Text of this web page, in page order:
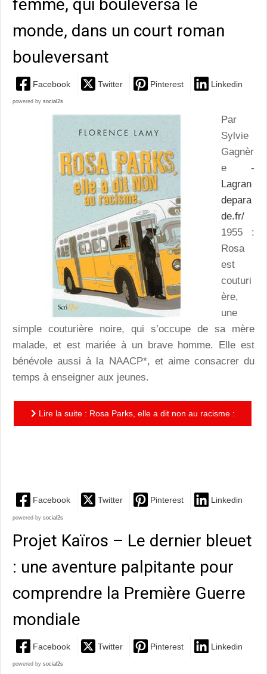
femme, qui bouleversa le
monde, dans un court roman
bouleversant
Facebook Twitter Pinterest Linkedin
powered by social2s
Par
Sylvie
Gagnèr
e -
Lagran
depara
de.fr/
1955 :
Rosa
est
couturi
ère,
une
simple couturière noire, qui s’occupe de sa mère
malade, et est mariée à un brave homme. Elle est
bénévole aussi à la NAACP*, et aime consacrer du
temps à enseigner aux jeunes.
Lire la suite : Rosa Parks, elle a dit non au racisme :
Facebook Twitter Pinterest Linkedin
powered by social2s
Projet Kaïros – Le dernier bleuet
: une aventure palpitante pour
comprendre la Première Guerre
mondiale
Facebook Twitter Pinterest Linkedin
powered by social2s